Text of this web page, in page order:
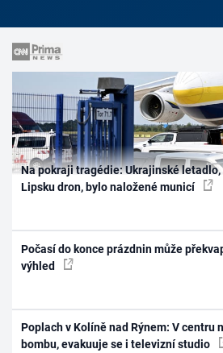
Na pokraji tragédie: Ukrajinské
Lipsku dron, bylo naložené municí
Počasí do konce prázdnin může
výhled
Poplach v Kolíně nad Rýnem: V centru
bombu, evakuuje se i televizní studio